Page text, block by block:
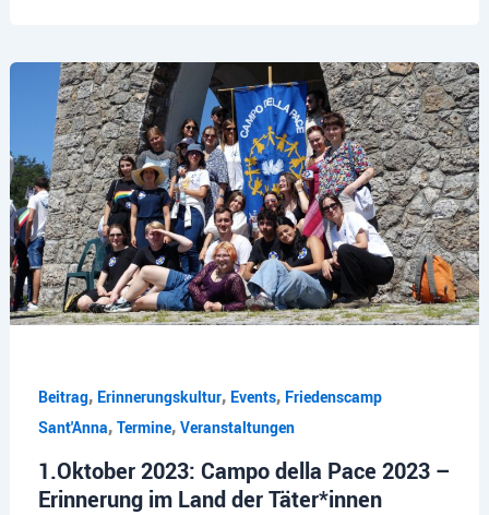
Beitrag, Erinnerungskultur, Events, Friedenscamp
Sant'Anna, Termine, Veranstaltungen
1.Oktober 2023: Campo della Pace 2023 –
Erinnerung im Land der Täter*innen